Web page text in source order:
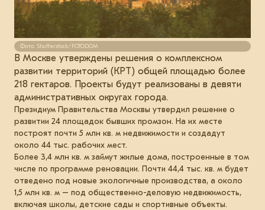
Фото: Shutterstock/FOTODOM
В Москве утверждены решения о комплексном
развитии территорий (КРТ) общей площадью более
218 гектаров. Проекты будут реализованы в девяти
административных округах города.
Президиум Правительства Москвы утвердил решение о
развитии 24 площадок бывших промзон. На их месте
построят почти 5 млн кв. м недвижимости и создадут
около 44 тыс. рабочих мест.
Более 3,4 млн кв. м займут жилые дома, построенные в том
числе по программе реновации. Почти 44,4 тыс. кв. м будет
отведено под новые экологичные производства, а около
1,5 млн кв. м – под общественно-деловую недвижимость,
включая школы, детские сады и спортивные объекты.